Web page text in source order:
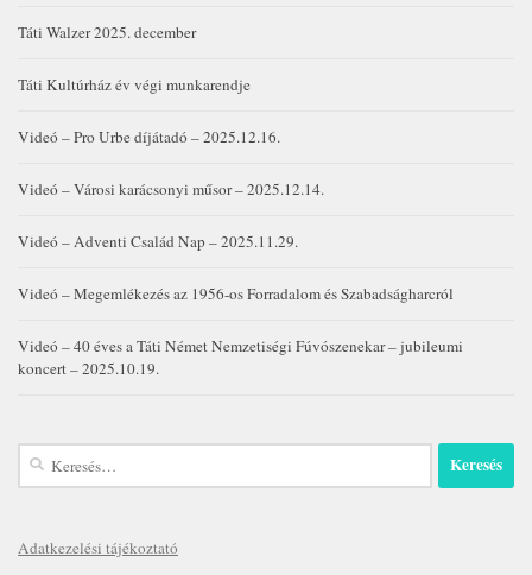
Táti Walzer 2025. december
Táti Kultúrház év végi munkarendje
Videó – Pro Urbe díjátadó – 2025.12.16.
Videó – Városi karácsonyi műsor – 2025.12.14.
Videó – Adventi Család Nap – 2025.11.29.
Videó – Megemlékezés az 1956-os Forradalom és Szabadságharcról
Videó – 40 éves a Táti Német Nemzetiségi Fúvószenekar – jubileumi
koncert – 2025.10.19.
Keresés:
Adatkezelési tájékoztató